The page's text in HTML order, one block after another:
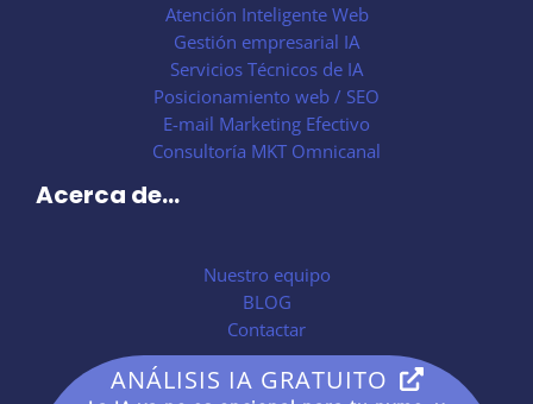
Atención Inteligente Web
Gestión empresarial IA
Servicios Técnicos de IA
Posicionamiento web / SEO
E-mail Marketing Efectivo
Consultoría MKT Omnicanal
Acerca de...
Nuestro equipo
BLOG
Contactar
ANÁLISIS IA GRATUITO